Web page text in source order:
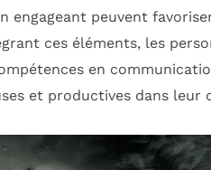
engageant peuvent
ces éléments, les
en
et productives dans leur